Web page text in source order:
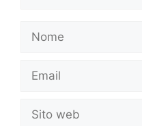
Nome
Email
Sito
web